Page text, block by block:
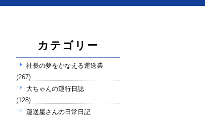
カテゴリー
社長の夢をかなえる運送業
(267)
大ちゃんの運行日誌
(128)
運送屋さんの日常日記